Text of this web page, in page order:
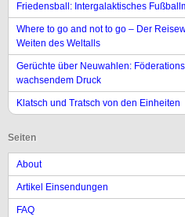
Friedensball: Intergalaktisches
Where to go and not to go – Der
Weiten des Weltalls
Gerüchte über Neuwahlen:
wachsendem Druck
Klatsch und Tratsch von den Einheiten
Seiten
About
Artikel Einsendungen
FAQ